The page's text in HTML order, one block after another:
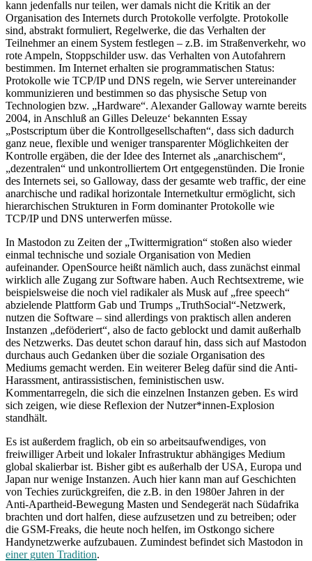
kann jedenfalls nur teilen, wer damals nicht die Kritik an der
Organisation des Internets durch Protokolle verfolgte. Protokolle
sind, abstrakt formuliert, Regelwerke, die das Verhalten der
Teilnehmer an einem System festlegen – z.B. im Straßenverkehr, wo
rote Ampeln, Stoppschilder usw. das Verhalten von Autofahrern
bestimmen. Im Internet erhalten sie programmatischen Status:
Protokolle wie TCP/IP und DNS regeln, wie Server untereinander
kommunizieren und bestimmen so das physische Setup von
Technologien bzw. „Hardware“. Alexander Galloway warnte bereits
2004, in Anschluß an Gilles Deleuze‘ bekannten Essay
„Postscriptum über die Kontrollgesellschaften“, dass sich dadurch
ganz neue, flexible und weniger transparenter Möglichkeiten der
Kontrolle ergäben, die der Idee des Internet als „anarchischem“,
„dezentralen“ und unkontrolliertem Ort entgegenstünden. Die Ironie
des Internets sei, so Galloway, dass der gesamte web traffic, der eine
anarchische und radikal horizontale Internetkultur ermöglicht, sich
hierarchischen Strukturen in Form dominanter Protokolle wie
TCP/IP und DNS unterwerfen müsse.
In Mastodon zu Zeiten der „Twittermigration“ stoßen also wieder
einmal technische und soziale Organisation von Medien
aufeinander. OpenSource heißt nämlich auch, dass zunächst einmal
wirklich alle Zugang zur Software haben. Auch Rechtsextreme, wie
beispielsweise die noch viel radikaler als Musk auf „free speech“
abzielende Plattform Gab und Trumps „TruthSocial“-Netzwerk,
nutzen die Software – sind allerdings von praktisch allen anderen
Instanzen „deföderiert“, also de facto geblockt und damit außerhalb
des Netzwerks. Das deutet schon darauf hin, dass sich auf Mastodon
durchaus auch Gedanken über die soziale Organisation des
Mediums gemacht werden. Ein weiterer Beleg dafür sind die Anti-
Harassment, antirassistischen, feministischen usw.
Kommentarregeln, die sich die einzelnen Instanzen geben. Es wird
sich zeigen, wie diese Reflexion der Nutzer*innen-Explosion
standhält.
Es ist außerdem fraglich, ob ein so arbeitsaufwendiges, von
freiwilliger Arbeit und lokaler Infrastruktur abhängiges Medium
global skalierbar ist. Bisher gibt es außerhalb der USA, Europa und
Japan nur wenige Instanzen. Auch hier kann man auf Geschichten
von Techies zurückgreifen, die z.B. in den 1980er Jahren in der
Anti-Apartheid-Bewegung Masten und Sendegerät nach Südafrika
brachten und dort halfen, diese aufzusetzen und zu betreiben; oder
die GSM-Freaks, die heute noch helfen, im Ostkongo sichere
Handynetzwerke aufzubauen. Zumindest befindet sich Mastodon in
einer guten Tradition.